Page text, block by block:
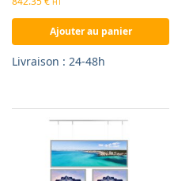
Ajouter au panier
Livraison : 24-48h